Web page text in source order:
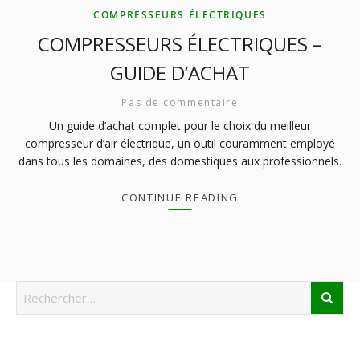
COMPRESSEURS ÉLECTRIQUES
COMPRESSEURS ÉLECTRIQUES –
GUIDE D’ACHAT
Pas de commentaire
Un guide d’achat complet pour le choix du meilleur
compresseur d’air électrique, un outil couramment employé
dans tous les domaines, des domestiques aux professionnels.
CONTINUE READING